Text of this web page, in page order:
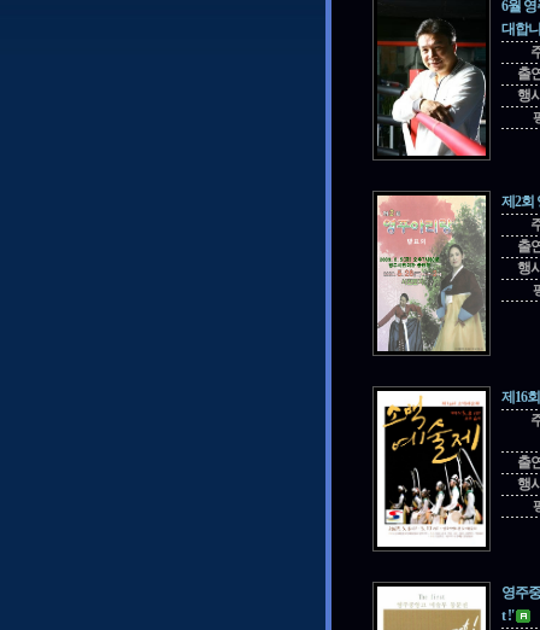
6월
대합
출
행
제2회
출
행
제16
출
행
영주
t !'